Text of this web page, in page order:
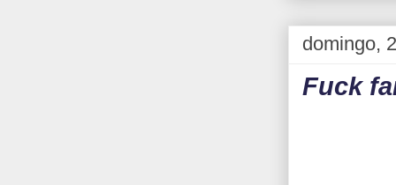
domingo,
Fuck